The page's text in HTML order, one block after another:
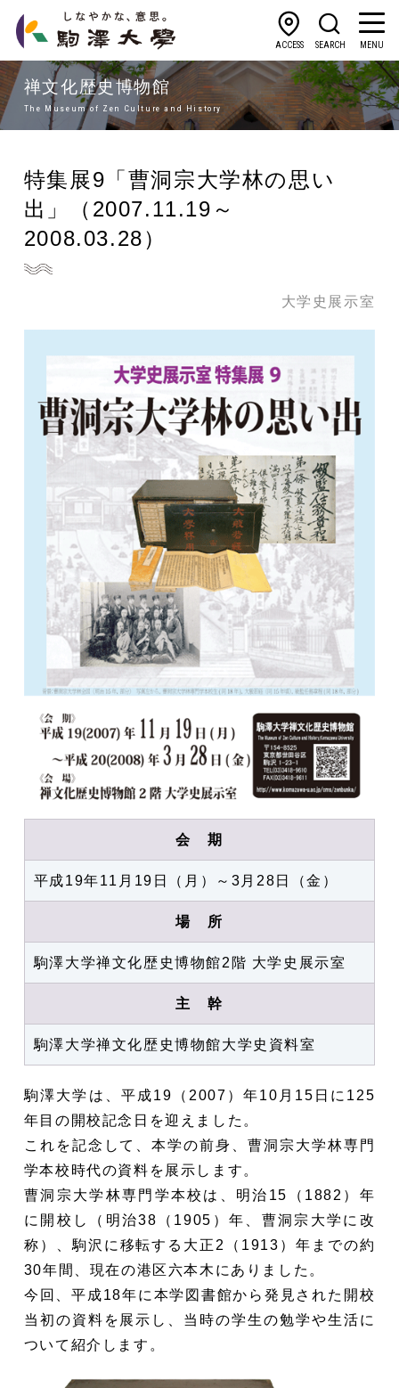
ACCESS SEARCH MENU
禅文化歴史博物館
The Museum of Zen Culture and History
特集展9「曹洞宗大学林の思い
出」（2007.11.19～
2008.03.28）
大学史展示室
会 期
平成19年11月19日（月）～3月28日（金）
場 所
駒澤大学禅文化歴史博物館2階 大学史展示室
主 幹
駒澤大学禅文化歴史博物館大学史資料室
駒澤大学は、平成19（2007）年10月15日に125
年目の開校記念日を迎えました。
これを記念して、本学の前身、曹洞宗大学林専門
学本校時代の資料を展示します。
曹洞宗大学林専門学本校は、明治15（1882）年
に開校し（明治38（1905）年、曹洞宗大学に改
称）、駒沢に移転する大正2（1913）年までの約
30年間、現在の港区六本木にありました。
今回、平成18年に本学図書館から発見された開校
当初の資料を展示し、当時の学生の勉学や生活に
ついて紹介します。